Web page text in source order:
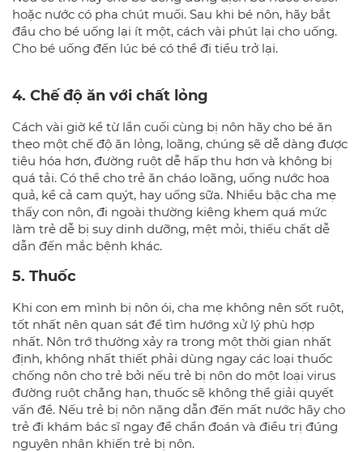
hoặc nước có pha chút muối. Sau khi bé nôn, hãy bắt
đầu cho bé uống lại ít một, cách vài phút lại cho uống.
Cho bé uống đến lúc bé có thể đi tiểu trở lại.
4. Chế độ ăn với chất lỏng
Cách vài giờ kể từ lần cuối cùng bị nôn hãy cho bé ăn
theo một chế độ ăn lỏng, loãng, chúng sẽ dễ dàng được
tiêu hóa hơn, đường ruột dễ hấp thu hơn và không bị
quá tải. Có thể cho trẻ ăn cháo loãng, uống nước hoa
quả, kể cả cam quýt, hay uống sữa. Nhiều bậc cha mẹ
thấy con nôn, đi ngoài thường kiêng khem quá mức
làm trẻ dễ bị suy dinh dưỡng, mệt mỏi, thiếu chất dễ
dẫn đến mắc bệnh khác.
5. Thuốc
Khi con em mình bị nôn ói, cha mẹ không nên sốt ruột,
tốt nhất nên quan sát để tìm hướng xử lý phù hợp
nhất. Nôn trớ thường xảy ra trong một thời gian nhất
định, không nhất thiết phải dùng ngay các loại thuốc
chống nôn cho trẻ bởi nếu trẻ bị nôn do một loại virus
đường ruột chẳng hạn, thuốc sẽ không thể giải quyết
vấn đề. Nếu trẻ bị nôn nặng dẫn đến mất nước hãy cho
trẻ đi khám bác sĩ ngay để chẩn đoán và điều trị đúng
nguyên nhân khiến trẻ bị nôn.